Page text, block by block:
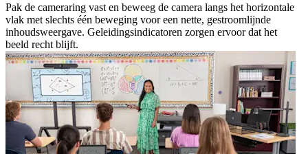
Pak de cameraring vast en beweeg de camera langs het horizontale
vlak met slechts één beweging voor een nette, gestroomlijnde
inhoudsweergave. Geleidingsindicatoren zorgen ervoor dat het
beeld recht blijft.